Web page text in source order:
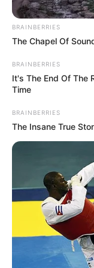
Cortesía:
Grave accidente
personas heridas
Por:Flor Angie
Junio 1, 2025
BRAINBERRIES
The Chapel Of
BRAINBERRIES
It's The End Of The
Time
BRAINBERRIES
The Insane True